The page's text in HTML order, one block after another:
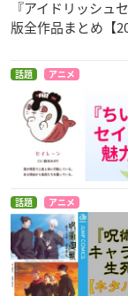
『アイドリッシュ
版全作品まとめ【
話題 アニメ
話題 アニメ